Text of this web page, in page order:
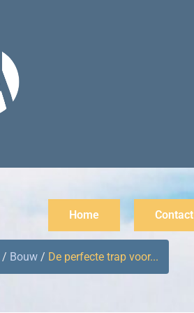
Home Contact
/ Bouw / De perfecte trap voor...